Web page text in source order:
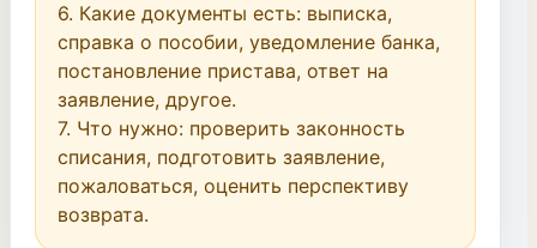
6. Какие документы есть: выписка,
справка о пособии, уведомление банка,
постановление пристава, ответ на
заявление, другое.
7. Что нужно: проверить законность
списания, подготовить заявление,
пожаловаться, оценить перспективу
возврата.